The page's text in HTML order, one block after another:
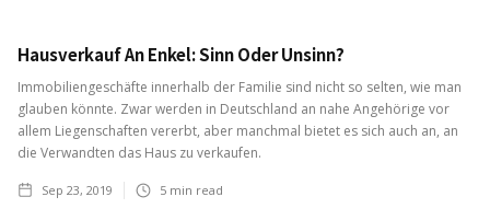
Hausverkauf An Enkel: Sinn Oder Unsinn?
Immobiliengeschäfte innerhalb der Familie sind nicht so selten, wie man
glauben könnte. Zwar werden in Deutschland an nahe Angehörige vor
allem Liegenschaften vererbt, aber manchmal bietet es sich auch an, an
die Verwandten das Haus zu verkaufen.
Sep 23, 2019 5 min read